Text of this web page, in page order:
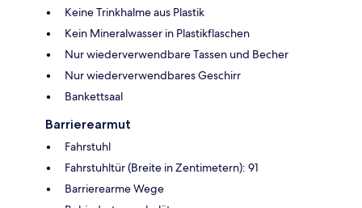
Keine Trinkhalme aus Plastik
Kein Mineralwasser in Plastikflaschen
Nur wiederverwendbare Tassen und Becher
Nur wiederverwendbares Geschirr
Bankettsaal
Barrierearmut
Fahrstuhl
Fahrstuhltür (Breite in Zentimetern): 91
Barrierearme Wege